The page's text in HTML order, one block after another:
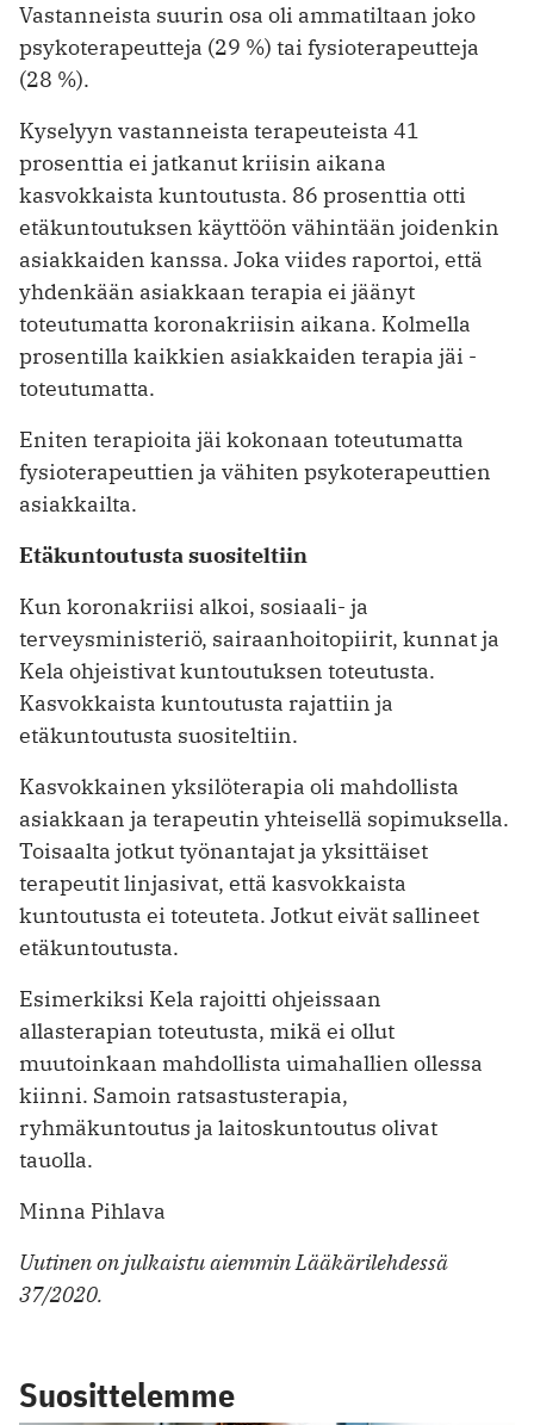
Vastanneista suurin osa oli ammatiltaan joko
psykoterapeutteja (29 %) tai fysioterapeutteja
(28 %).
Kyselyyn vastanneista terapeuteista 41
prosenttia ei jatkanut kriisin aikana
kasvokkaista kuntoutusta. 86 prosenttia otti
etäkuntoutuksen käyttöön vähintään joidenkin
asiakkaiden kanssa. Joka viides raportoi, että
yhdenkään asiakkaan terapia ei jäänyt
toteutumatta ­koronakriisin aikana. Kolmella
prosentilla kaikkien asiakkaiden terapia jäi ­
toteutumatta.
Eniten terapioita jäi kokonaan toteutumatta
fysioterapeuttien ja vähiten psykoterapeuttien
asiakkailta.
Etäkuntoutusta suositeltiin
Kun koronakriisi alkoi, sosiaali- ja
terveysministeriö, sairaanhoitopiirit, kunnat ja
Kela ohjeistivat kuntoutuksen ­toteutusta.
Kasvokkaista kuntoutusta ­rajattiin ja
etäkuntoutusta suositeltiin.
Kasvokkainen yksilöterapia oli mahdollista
asiakkaan ja terapeutin yhteisellä sopimuksella.
Toisaalta jotkut työnantajat ja yksittäiset
terapeutit linjasivat, että kasvokkaista
kuntoutusta ei toteuteta. Jotkut eivät sallineet
etäkuntoutusta.
Esimerkiksi Kela rajoitti ohjeissaan
allasterapian toteutusta, mikä ei ollut
muutoinkaan mahdollista uimahallien ollessa
kiinni. Samoin ratsastusterapia,
ryhmäkuntoutus ja laitoskuntoutus ­olivat
tauolla.
Minna Pihlava
Uutinen on julkaistu aiemmin Lääkärilehdessä
37/2020.
Suosittelemme